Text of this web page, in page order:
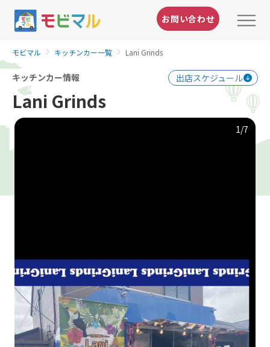
お問い合わせ
モビマル キッチンカー一覧 Lani Grinds
キッチンカー情報 出店スケジュール
Lani Grinds
1/7